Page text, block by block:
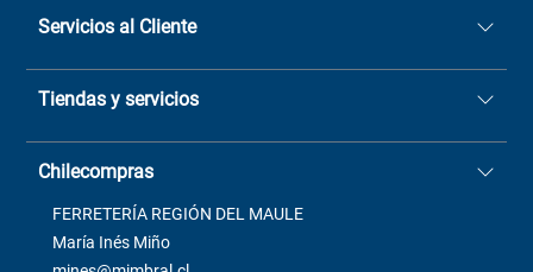
Servicios al Cliente
Quiénes somos
Sucursales
Términos y condiciones
Contacto
Venta Terreno
Tiendas y servicios
Casa Matriz: Avenida Chorrillos
2137 San Javier, Fono (73)
Chilecompras
FERRETERÍA REGIÓN DEL MAULE
María Inés Miño